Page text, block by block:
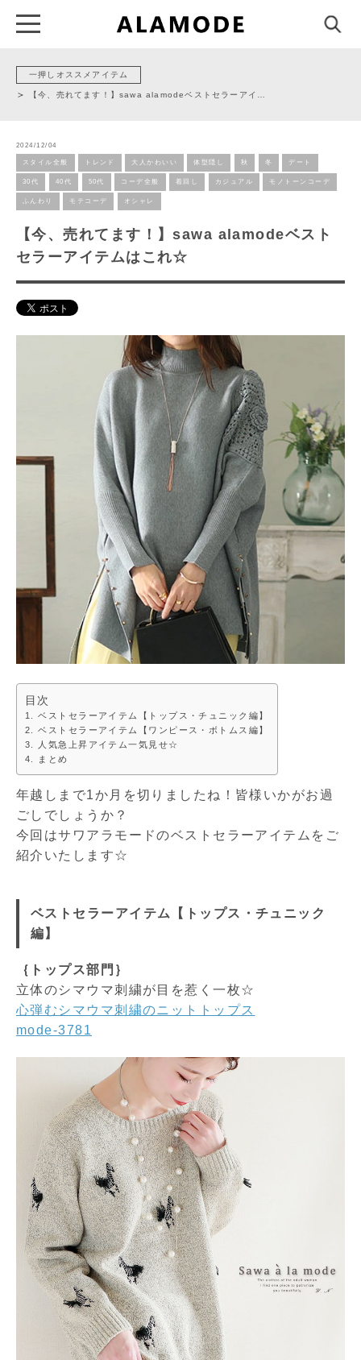
一押しオススメアイテム
【今、売れてます！】sawa alamodeベストセラーアイ…
2024/12/04
スタイル全般 トレンド 大人かわいい 体型隠し 秋 冬 デート
30代 40代 50代 コーデ全般 着回し カジュアル モノトーンコーデ
ふんわり モテコーデ オシャレ
【今、売れてます！】sawa alamodeベスト
セラーアイテムはこれ☆
目次
ベストセラーアイテム【トップス・チュニック編】
ベストセラーアイテム【ワンピース・ボトムス編】
人気急上昇アイテム一気見せ☆
まとめ
年越しまで1か月を切りましたね！皆様いかがお過
ごしでしょうか？
今回はサワアラモードのベストセラーアイテムをご
紹介いたします☆
ベストセラーアイテム【トップス・チュニック
編】
｛トップス部門｝
立体のシマウマ刺繍が目を惹く一枚☆
心弾むシマウマ刺繍のニットトップス
mode-3781